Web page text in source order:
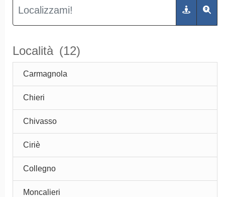
Località (12)
Carmagnola
Chieri
Chivasso
Ciriè
Collegno
Moncalieri